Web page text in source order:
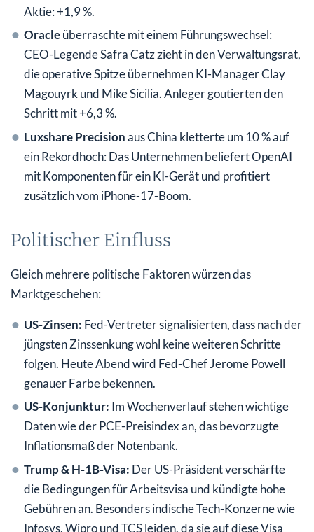
Aktie: +1,9 %.
Oracleüberraschte mit einem Führungswechsel:
CEO-Legende Safra Catz zieht in den Verwaltungsrat,
die operative Spitze übernehmen KI-Manager Clay
Magouyrk und Mike Sicilia. Anleger goutierten den
Schritt mit +6,3 %.
Luxshare Precisionaus China kletterte um 10 % auf
ein Rekordhoch: Das Unternehmen beliefert OpenAI
mit Komponenten für ein KI-Gerät und profitiert
zusätzlich vom iPhone-17-Boom.
Politischer Einfluss
Gleich mehrere politische Faktoren würzen das
Marktgeschehen:
US-Zinsen: Fed-Vertreter signalisierten, dass nach der
jüngsten Zinssenkung wohl keine weiteren Schritte
folgen. Heute Abend wird Fed-Chef Jerome Powell
genauer Farbe bekennen.
US-Konjunktur: Im Wochenverlauf stehen wichtige
Daten wie der PCE-Preisindex an, das bevorzugte
Inflationsmaß der Notenbank.
Trump & H-1B-Visa: Der US-Präsident verschärfte
die Bedingungen für Arbeitsvisa und kündigte hohe
Gebühren an. Besonders indische Tech-Konzerne wie
Infosys, Wipro und TCS leiden, da sie auf diese Visa